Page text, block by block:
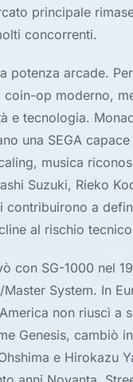
principale
concorrenti.
potenza arcade.
op moderno,
tecnologia.
una SEGA
musica
Suzuki, Rieko
contribuirono a
al rischio
con SG-1000 nel
System. In
non riuscì
Genesis, cambiò
e Hirokazu